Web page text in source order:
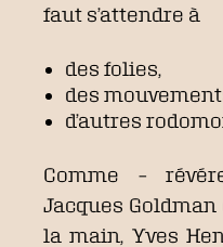
faut s’attendre à
des folies,
des
d’autres
Comme –
Jacques
la main, Yves